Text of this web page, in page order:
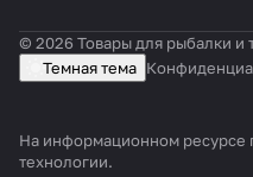
© 2026 Товары для рыбалки и
Темная тема
На информационном ресурсе
технологии.